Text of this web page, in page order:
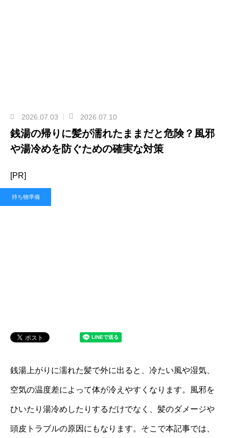
2026.07.03 2026.07.10
銭湯の帰りに髪が濡れたままだと危険？風邪
や湯冷めを防ぐための確実な対策
[PR]
持ち物準備
銭湯上がりに濡れた髪で外に出ると、冷たい風や湿気、
空気の温度差によって体が冷えやすくなります。風邪を
ひいたり湯冷めしたりするだけでなく、髪のダメージや
頭皮トラブルの原因にもなります。そこで本記事では、